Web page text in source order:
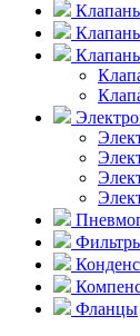
Фланцы